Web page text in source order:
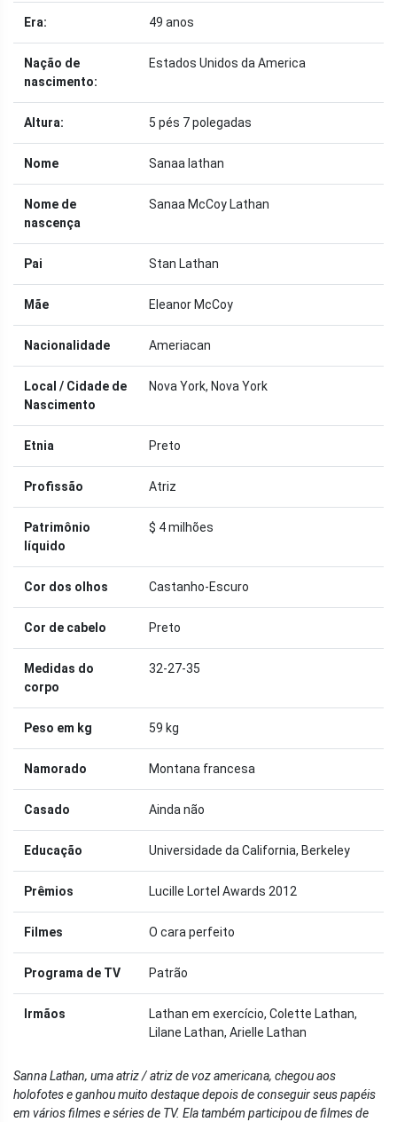
Era: 49 anos
Nação de
nascimento:
Estados Unidos da America
Altura: 5 pés 7 polegadas
Nome Sanaa lathan
Nome de
nascença
Sanaa McCoy Lathan
Pai Stan Lathan
Mãe Eleanor McCoy
Nacionalidade Ameriacan
Local / Cidade de
Nascimento
Nova York, Nova York
Etnia Preto
Profissão Atriz
Patrimônio
líquido
$ 4 milhões
Cor dos olhos Castanho-Escuro
Cor de cabelo Preto
Medidas do
corpo
32-27-35
Peso em kg 59 kg
Namorado Montana francesa
Casado Ainda não
Educação Universidade da California, Berkeley
Prêmios Lucille Lortel Awards 2012
Filmes O cara perfeito
Programa de TV Patrão
Irmãos
Lathan em exercício, Colette Lathan,
Lilane Lathan, Arielle Lathan
Sanna Lathan, uma atriz / atriz de voz americana, chegou aos
holofotes e ganhou muito destaque depois de conseguir seus papéis
em vários filmes e séries de TV. Ela também participou de filmes de